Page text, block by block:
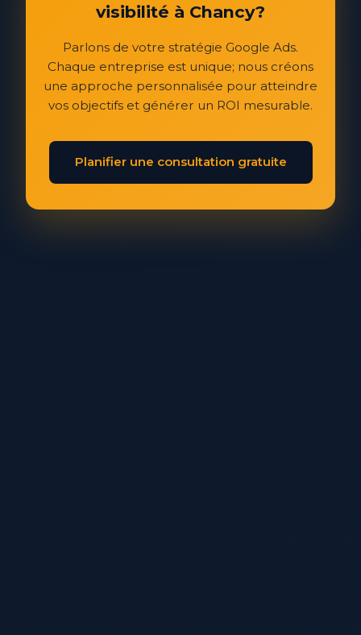
visibilité à Chancy?
Parlons de votre stratégie Google Ads.
Chaque entreprise est unique; nous créons
une approche personnalisée pour atteindre
vos objectifs et générer un ROI mesurable.
Planifier une consultation gratuite